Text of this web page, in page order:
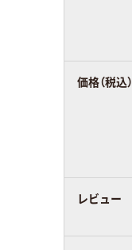
価格（税込）
レビュー